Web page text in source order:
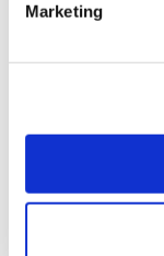
Marketing